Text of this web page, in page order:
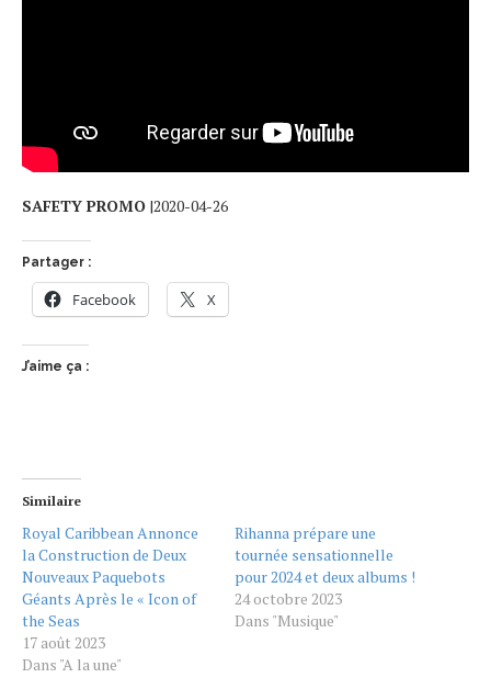
SAFETY PROMO |2020-04-26
Partager :
Facebook X
J’aime ça :
Similaire
Royal Caribbean Annonce
la Construction de Deux
Nouveaux Paquebots
Géants Après le « Icon of
the Seas
17 août 2023
Dans "A la une"
Rihanna prépare une
tournée sensationnelle
pour 2024 et deux albums !
24 octobre 2023
Dans "Musique"